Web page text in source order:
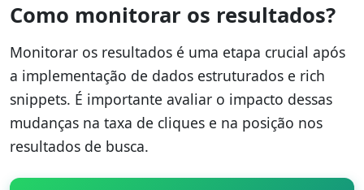
Como monitorar os resultados?
Monitorar os resultados é uma etapa crucial após
a implementação de dados estruturados e rich
snippets. É importante avaliar o impacto dessas
mudanças na taxa de cliques e na posição nos
resultados de busca.